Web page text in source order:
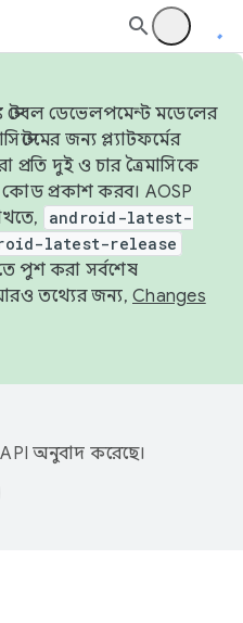
স্টেবল ডেভেলপমেন্ট মডেলের
জন্য প্ল্যাটফর্মের
প্রতি দুই ও চার ত্রৈমাসিকে
প্রকাশ করব। AOSP
android-latest-
latest-release
তে পুশ করা সর্বশেষ
তথ্যের জন্য, Changes
অনুবাদ করেছে।